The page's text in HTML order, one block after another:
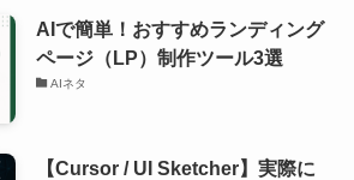
AIで簡単！おすすめランディング
ページ（LP）制作ツール3選
AIネタ
【Cursor / UI Sketcher】実際に